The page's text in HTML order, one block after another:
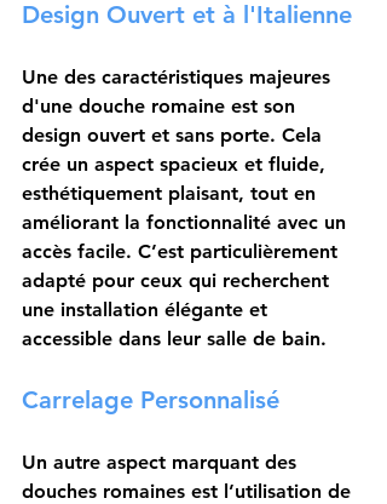
Design Ouvert et à l'Italienne
Une des caractéristiques majeures
d'une douche romaine est son
design ouvert et sans porte. Cela
crée un aspect spacieux et fluide,
esthétiquement plaisant, tout en
améliorant la fonctionnalité avec un
accès facile. C’est particulièrement
adapté pour ceux qui recherchent
une installation élégante et
accessible dans leur salle de bain.
Carrelage Personnalisé
Un autre aspect marquant des
douches romaines est l’utilisation de